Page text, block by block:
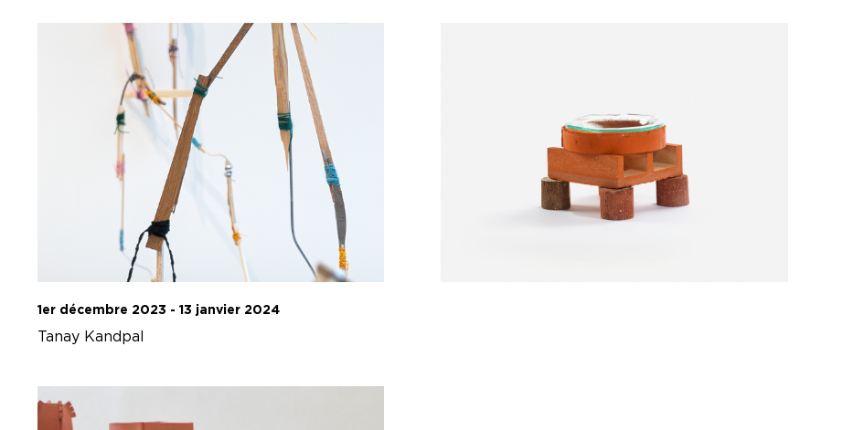
1er décembre 2023 - 13 janvier 2024
Tanay Kandpal